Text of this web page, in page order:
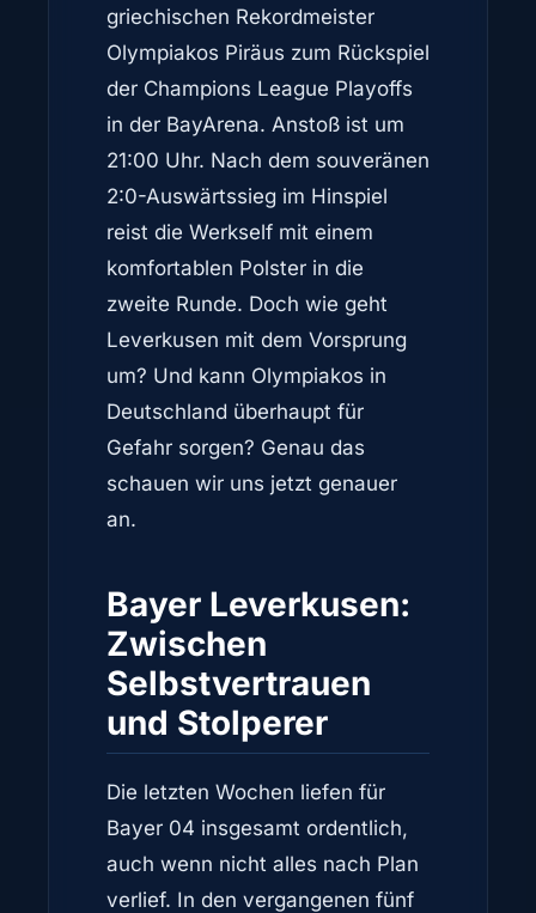
griechischen Rekordmeister
Olympiakos Piräus zum Rückspiel
der Champions League Playoffs
in der BayArena. Anstoß ist um
21:00 Uhr. Nach dem souveränen
2:0-Auswärtssieg im Hinspiel
reist die Werkself mit einem
komfortablen Polster in die
zweite Runde. Doch wie geht
Leverkusen mit dem Vorsprung
um? Und kann Olympiakos in
Deutschland überhaupt für
Gefahr sorgen? Genau das
schauen wir uns jetzt genauer
an.
Bayer Leverkusen:
Zwischen
Selbstvertrauen
und Stolperer
Die letzten Wochen liefen für
Bayer 04 insgesamt ordentlich,
auch wenn nicht alles nach Plan
verlief. In den vergangenen fünf